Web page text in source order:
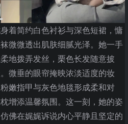
着简约白色衬衫与深色短裙，慵
微微透出肌肤细腻光泽。她一手
地拨弄发丝，栗色长发随意披
微垂的眼帘掩映浓淡适度的妆
嫩指甲与灰色地毯形成柔和对
增添温馨氛围。这一刻，她的姿
佛在娓娓诉说内心平静且坚定的